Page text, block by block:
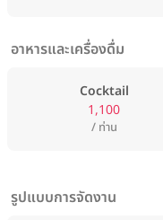
อาหารและเครื่องดื่ม
Cocktail
1,100
/ ท่าน
รูปแบบการจัดงาน